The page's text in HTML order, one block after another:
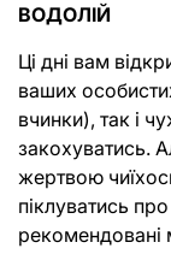
ВОДОЛІЙ
Ці дні вам
ваших
вчинки), так і
закохуватись.
жертвою
піклуватись
рекомендовані